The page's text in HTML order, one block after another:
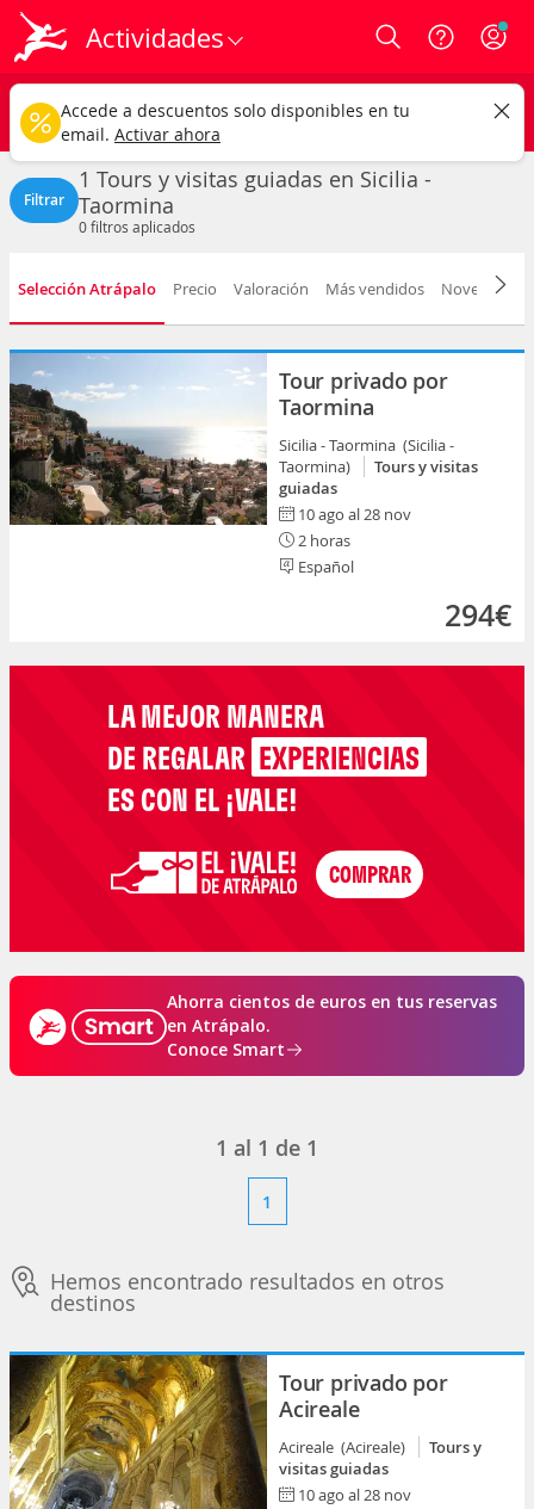
Actividades Login
Sicilia - Taormina ciudad
Tours y visitas guiadas Cualquier fecha
CAMBIAR
Filtrar
1 Tours y visitas guiadas en Sicilia -
Taormina
0filtros aplicados
Selección Atrápalo Precio Valoración Más vendidos Novedad
Tour privado por
Taormina
Sicilia - Taormina (Sicilia -
Taormina)
Tours y visitas
guiadas
10 ago al 28 nov
2 horas
Español
294€
LA MEJOR MANERA
DE REGALAR EXPERIENCIAS
ES CON EL ¡VALE!
Ahorra cientos de euros en tus reservas
en Atrápalo.
Conoce Smart
1 al 1 de 1
1
Hemos encontrado resultados en otros
destinos
Tour privado por
Acireale
Acireale (Acireale)
Tours y
visitas guiadas
10 ago al 28 nov
Accede a descuentos solo disponibles en tu
email. Activar ahora